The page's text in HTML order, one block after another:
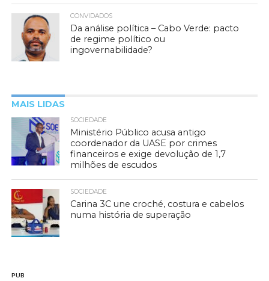
CONVIDADOS
Da análise política – Cabo Verde: pacto
de regime político ou
ingovernabilidade?
MAIS LIDAS
SOCIEDADE
Ministério Público acusa antigo
coordenador da UASE por crimes
financeiros e exige devolução de 1,7
milhões de escudos
SOCIEDADE
Carina 3C une croché, costura e cabelos
numa história de superação
PUB